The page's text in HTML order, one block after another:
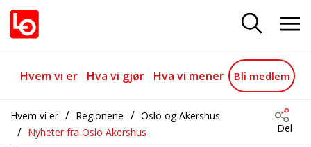
Fascisme i Europa
Gå til hovedinnhold
Gå til navigasjon
Hvem vi er Hva vi gjør Hva vi mener Bli medlem
Hvem vi er Regionene
Oslo og Akershus
Nyheter fra Oslo Akershus
Del